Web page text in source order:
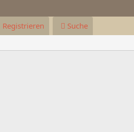
Registrieren Suche